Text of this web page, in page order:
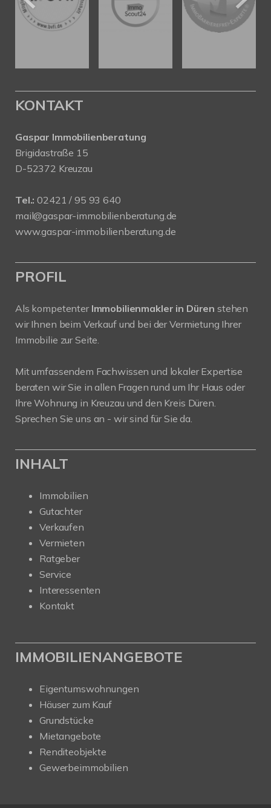
KONTAKT
Gaspar Immobilienberatung
Brigidastraße 15
D-52372 Kreuzau
Tel.: 02421 / 95 93 640
mail@gaspar-immobilienberatung.de
www.gaspar-immobilienberatung.de
PROFIL
Als kompetenter Immobilienmakler in Düren stehen
wir Ihnen beim Verkauf und bei der Vermietung Ihrer
Immobilie zur Seite.
Mit umfassendem Fachwissen und lokaler Expertise
beraten wir Sie in allen Fragen rund um Ihr Haus oder
Ihre Wohnung in Kreuzau und den Kreis Düren.
Sprechen Sie uns an - wir sind für Sie da.
INHALT
Immobilien
Gutachter
Verkaufen
Vermieten
Ratgeber
Service
Interessenten
Kontakt
IMMOBILIENANGEBOTE
Eigentumswohnungen
Häuser zum Kauf
Grundstücke
Mietangebote
Renditeobjekte
Gewerbeimmobilien